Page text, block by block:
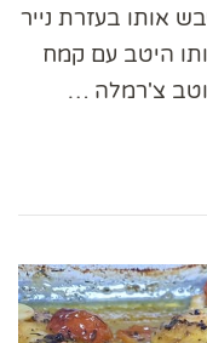
אותו בעזרת נייר
היטב עם קמח
צ'רמלה …